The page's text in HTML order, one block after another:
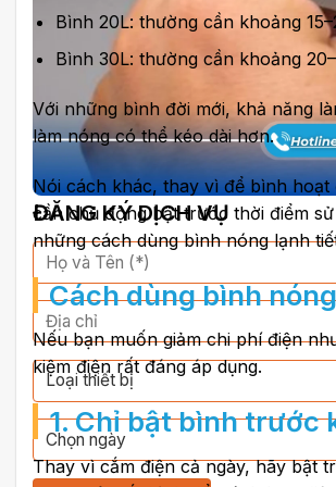
Bình 20L: thường cần khoảng
Bình 30L: thường cần khoảng
Với những bình đời mới, khả năng
làm nóng có thể kéo dài hơn.
Nói cách khác, thay vì để bình
cần chủ động bật trước thời điểm
những cách dùng bình nóng lạnh
Cách dùng bình
Nếu bạn muốn giảm chi phí điện
kiệm điện rất đáng áp dụng.
1. Chỉ bật bình trước
Thay vì cắm điện cả ngày, hãy bật
ĐĂNG KÝ DỊCH VỤ